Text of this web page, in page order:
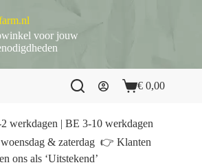
voor jouw
Winkelwagen
€ 0,00
werkdagen | BE 3-10 werkdagen
& zaterdag 👉 Klanten
ons als ‘Uitstekend’